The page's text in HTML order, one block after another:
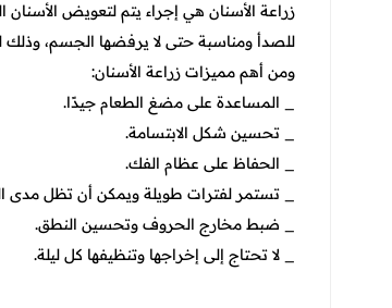
زراعة الأسنان هي إجراء يتم لتعويض
للصدأ ومناسبة حتى لا يرفضها الجسم، وذلك
ومن أهم مميزات زراعة الأسنان:
_ المساعدة على مضغ الطعام جيدًا.
_ تحسين شكل الابتسامة.
_ الحفاظ على عظام الفك.
_ تستمر لفترات طويلة ويمكن أن تظل مدى
_ ضبط مخارج الحروف وتحسين النطق.
_ لا تحتاج إلى إخراجها وتنظيفها كل ليلة.